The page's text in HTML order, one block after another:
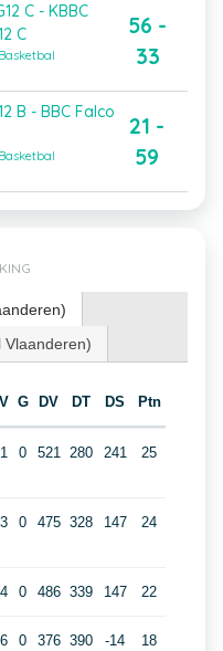
C - KBBC
C
56 -
33
B - BBC Falco
21 -
59
Vlaanderen)
V G DV DT DS Ptn
1 0 521 280 241 25
3 0 475 328 147 24
4 0 486 339 147 22
6 0 376 390 -14 18